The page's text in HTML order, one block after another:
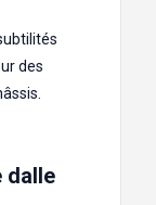
des
dalle